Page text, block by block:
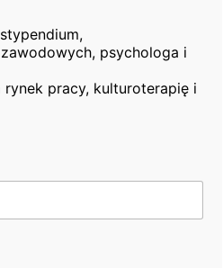
i wspierającym zespole,
zawodowego,
– doświadczenie
zawodowy na runku pracy !
środkówPaństwowego
psychologa i
pracy, kulturoterapię i